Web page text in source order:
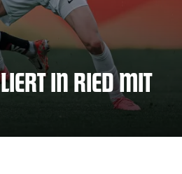
IN RIED MIT